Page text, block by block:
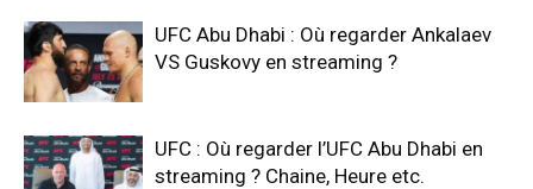
UFC Abu Dhabi : Où regarder Ankalaev
VS Guskovy en streaming ?
UFC : Où regarder l’UFC Abu Dhabi en
streaming ? Chaine, Heure etc.